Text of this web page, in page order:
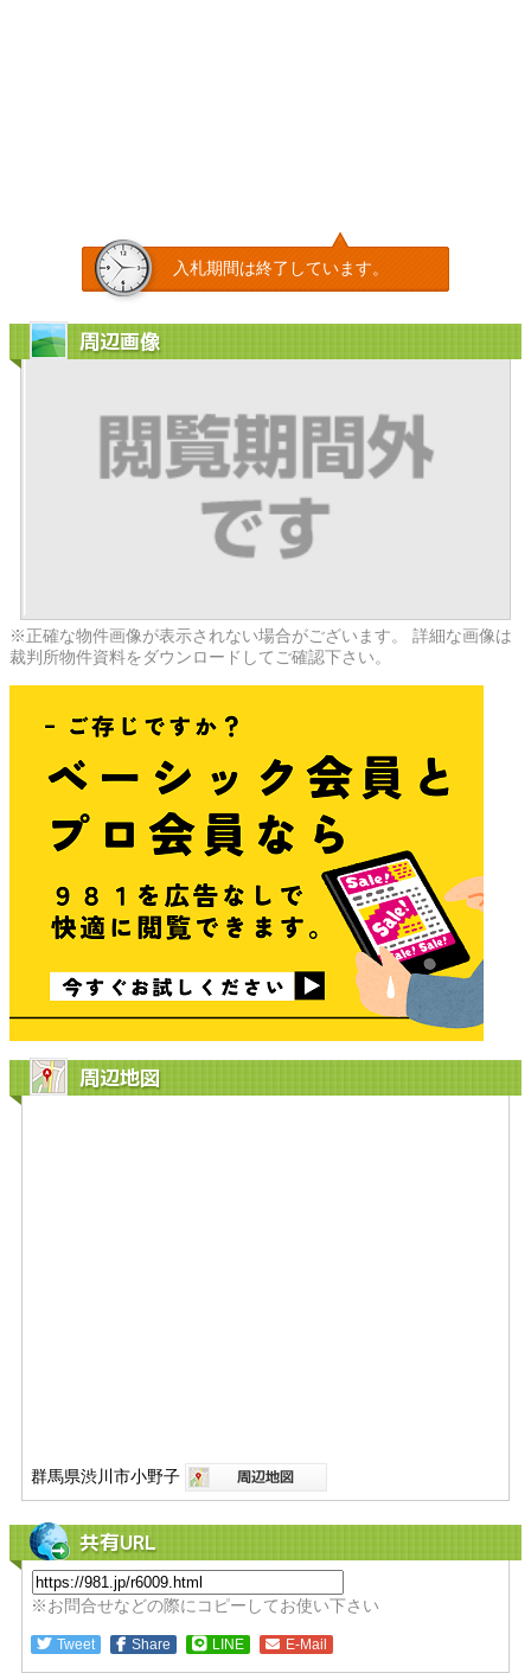
入札期間は終了しています。
周辺画像
※正確な物件画像が表示されない場合がございます。 詳細な画像は
裁判所物件資料をダウンロードしてご確認下さい。
周辺地図
群馬県渋川市小野子
共有URL
※お問合せなどの際にコピーしてお使い下さい
Tweet Share LINE E-Mail